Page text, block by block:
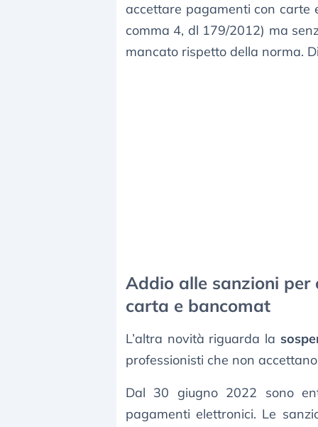
accettare pagamenti con carte
comma 4, dl 179/2012) ma
mancato rispetto della norma.
Addio alle sanzioni per
carta e bancomat
L’altra novità riguarda la
professionisti che non
Dal 30 giugno 2022 sono
pagamenti elettronici. Le